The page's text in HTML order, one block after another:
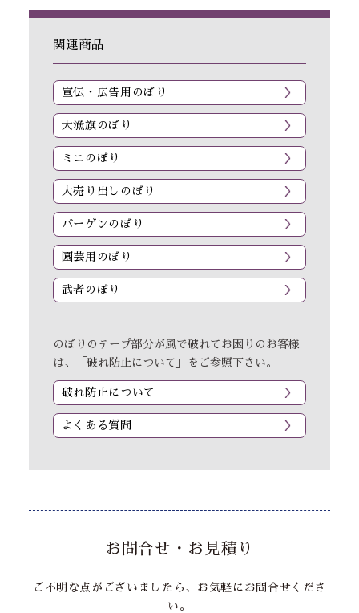
関連商品
宣伝・広告用のぼり
大漁旗のぼり
ミニのぼり
大売り出しのぼり
バーゲンのぼり
園芸用のぼり
武者のぼり
のぼりのテープ部分が風で破れてお困りのお客様
は、「破れ防止について」をご参照下さい。
破れ防止について
よくある質問
お問合せ・お見積り
ご不明な点がございましたら、お気軽にお問合せくださ
い。